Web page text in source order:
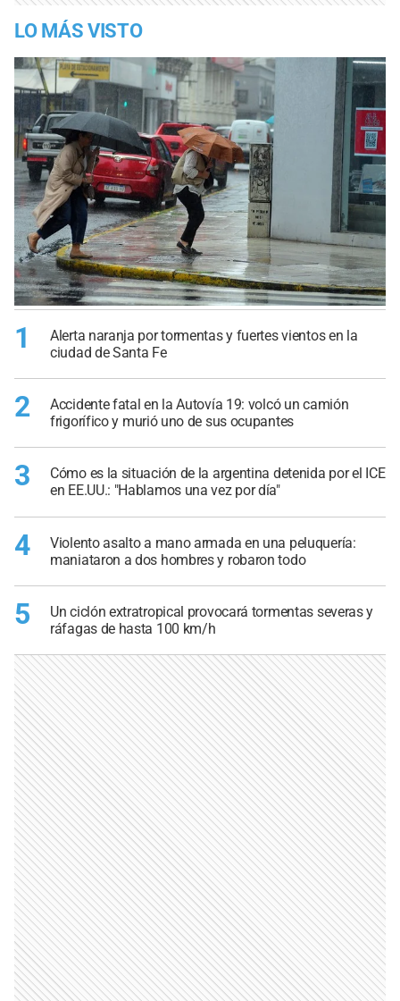
LO MÁS VISTO
1
Alerta naranja por tormentas y fuertes vientos en la
ciudad de Santa Fe
2
Accidente fatal en la Autovía 19: volcó un camión
frigorífico y murió uno de sus ocupantes
3
Cómo es la situación de la argentina detenida por el ICE
en EE.UU.: "Hablamos una vez por día"
4
Violento asalto a mano armada en una peluquería:
maniataron a dos hombres y robaron todo
5
Un ciclón extratropical provocará tormentas severas y
ráfagas de hasta 100 km/h